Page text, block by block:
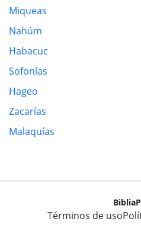
Miqueas
Nahúm
Habacuc
Sofonías
Hageo
Zacarías
Malaquías
Términos de uso